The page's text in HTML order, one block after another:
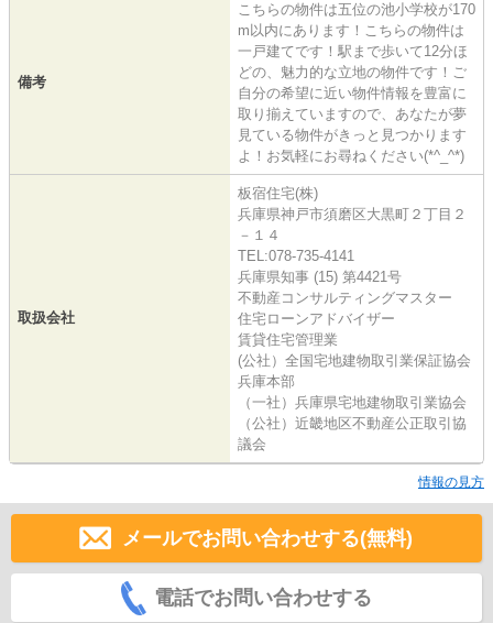
備考
こちらの物件は五位の池小学校が170
m以内にあります！こちらの物件は
一戸建てです！駅まで歩いて12分ほ
どの、魅力的な立地の物件です！ご
自分の希望に近い物件情報を豊富に
取り揃えていますので、あなたが夢
見ている物件がきっと見つかります
よ！お気軽にお尋ねください(*^_^*)
取扱会社
板宿住宅(株)
兵庫県神戸市須磨区大黒町２丁目２
－１４
TEL:078-735-4141
兵庫県知事 (15) 第4421号
不動産コンサルティングマスター
住宅ローンアドバイザー
賃貸住宅管理業
(公社）全国宅地建物取引業保証協会
兵庫本部
（一社）兵庫県宅地建物取引業協会
（公社）近畿地区不動産公正取引協
議会
情報の見方
メールでお問い合わせする(無料)
電話でお問い合わせする